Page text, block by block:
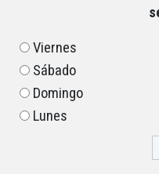
Viernes
Sábado
Domingo
Lunes